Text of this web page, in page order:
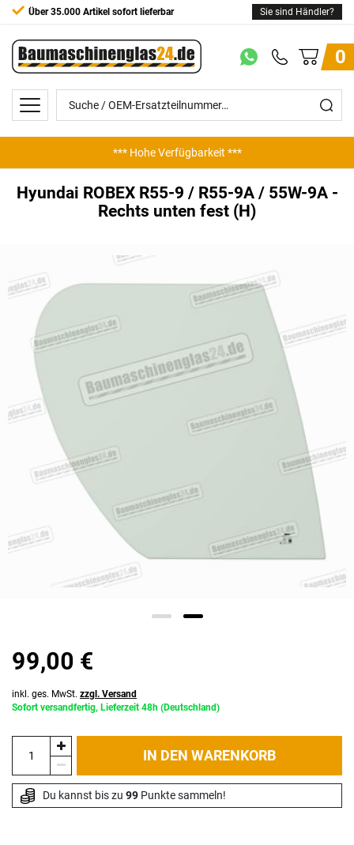
Über 35.000 Artikel sofort lieferbar Sie sind Händler?
0
*** Hohe Verfügbarkeit ***
*** Günstige Preise ***
Hyundai ROBEX R55-9 / R55-9A / 55W-9A -
Rechts unten fest (H)
99,00 €
inkl. ges. MwSt. zzgl. Versand
Sofort versandfertig, Lieferzeit 48h (Deutschland)
IN DEN WARENKORB
Du kannst bis zu 99 Punkte sammeln!